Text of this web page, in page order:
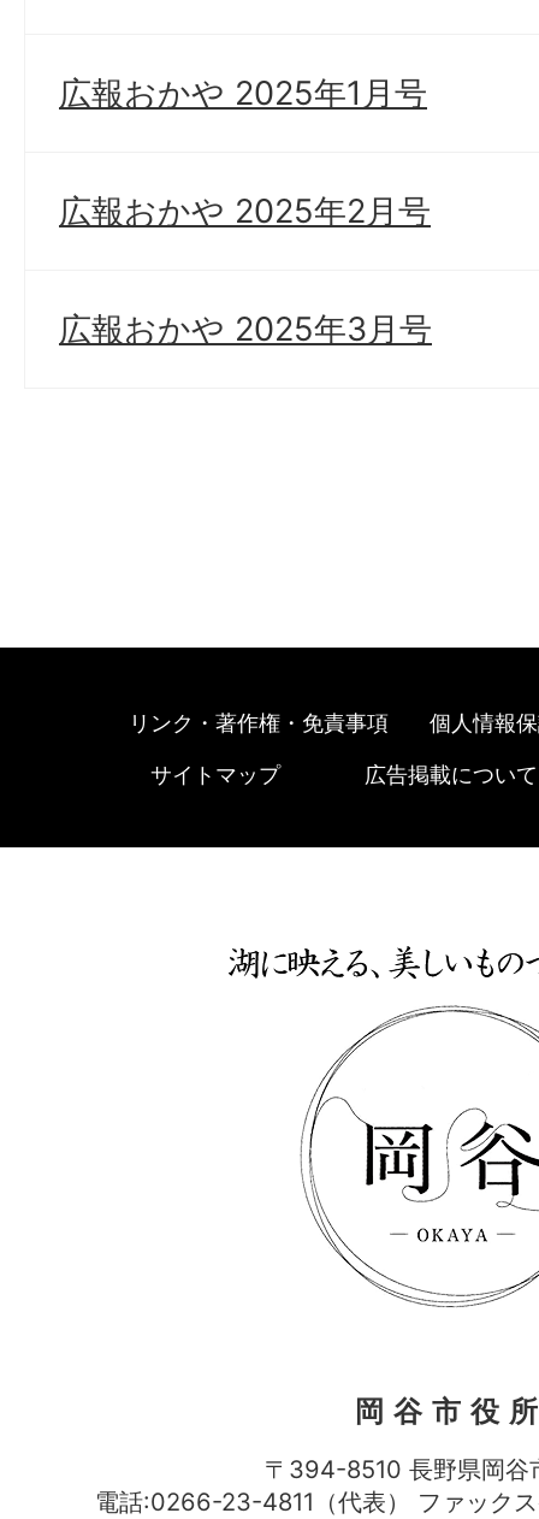
広報おかや 2025年1月号
広報おかや 2025年2月号
広報おかや 2025年3月号
リンク・著作権・免責事項 個人情報
サイトマップ 広告掲載について
岡谷市役
〒394-8510 長野県岡谷
電話:0266-23-4811（代表） ファッ